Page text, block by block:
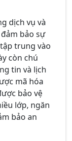
dịch vụ và
bảo sự
trung vào
còn chú
tin và lịch
mã hóa
bảo vệ
lớp, ngăn
bảo an